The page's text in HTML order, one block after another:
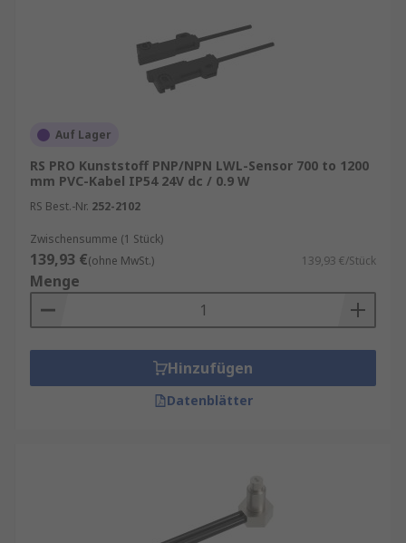
Auf Lager
RS PRO Kunststoff PNP/NPN LWL-Sensor 700 to 1200
mm PVC-Kabel IP54 24V dc / 0.9 W
RS Best.-Nr. 252-2102
Zwischensumme (1 Stück)
139,93 €(ohne MwSt.) 139,93 €/Stück
Menge
Hinzufügen
Datenblätter